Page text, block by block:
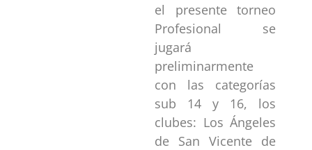
el presente torneo
Profesional se
jugará
preliminarmente
con las categorías
sub 14 y 16, los
clubes: Los Ángeles
de San Vicente de